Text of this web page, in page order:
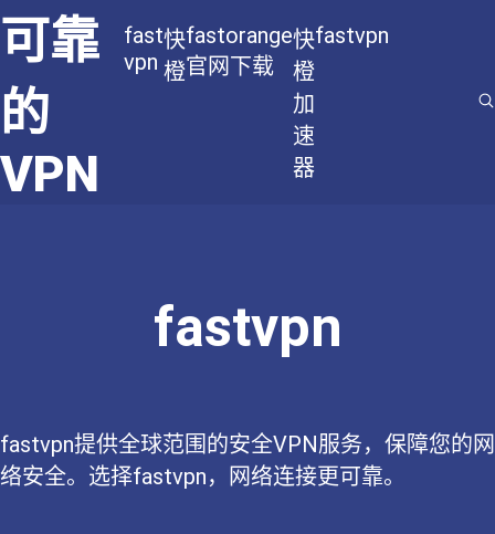
可靠
的
VPN
fast
vpn
快
橙
fastorange
官网下载
快
橙
加
速
器
fastvpn
fastvpn
fastvpn提供全球范围的安全VPN服务，保障您的网
络安全。选择fastvpn，网络连接更可靠。